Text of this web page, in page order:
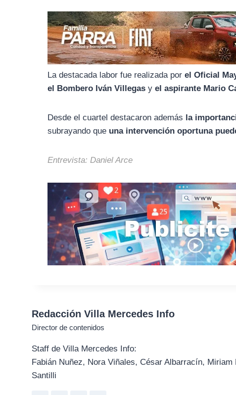
La destacada labor fue realizada porel Oficial
el Bombero Iván Villegas yel aspirante Mario
Desde el cuartel destacaron además la
subrayando que una intervención oportuna
Entrevista: Daniel Arce
Redacción Villa Mercedes Info
Director de contenidos
Staff de Villa Mercedes Info:
Fabián Nuñez, Nora Viñales, César Albarracín,
Santilli